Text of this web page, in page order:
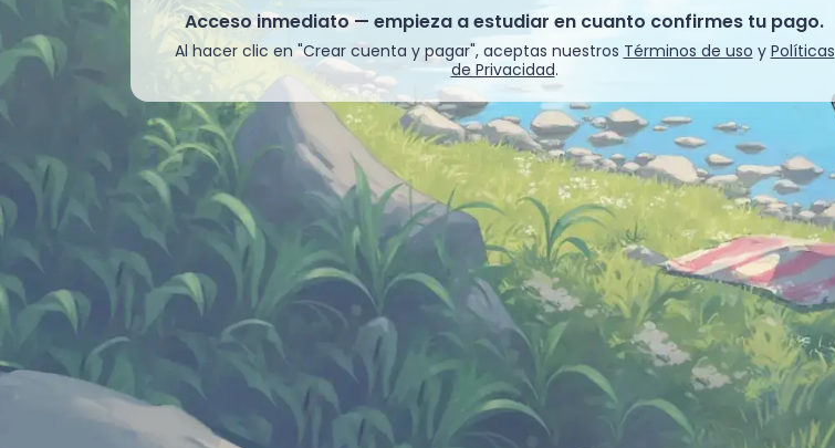
Acceso inmediato — empieza a estudiar en cuanto confirmes tu pago.
Al hacer clic en "Crear cuenta y pagar", aceptas nuestros Términos de uso y Políticas
de Privacidad.